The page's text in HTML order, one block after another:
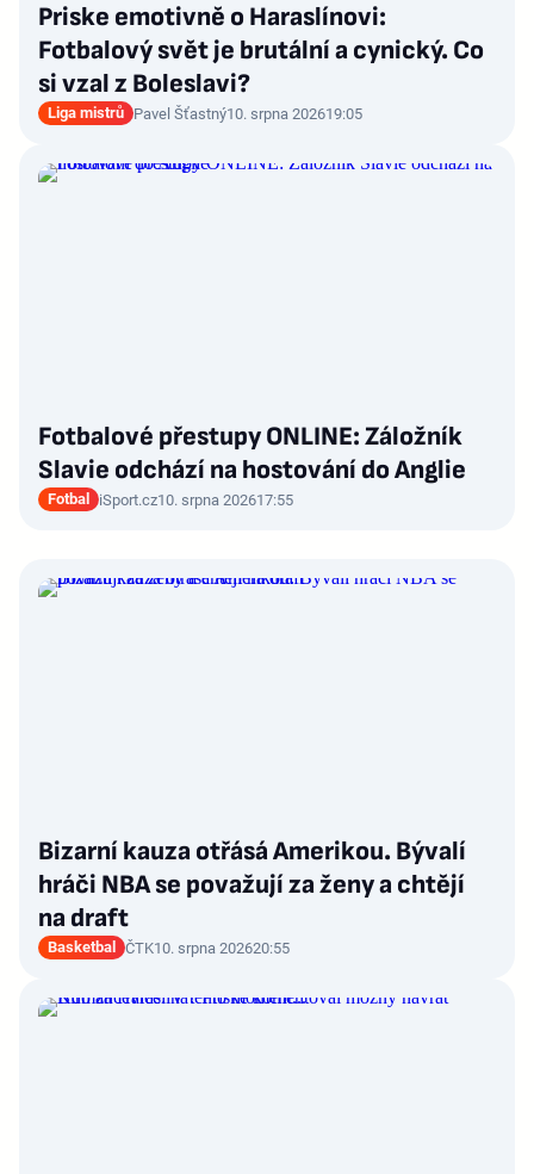
Priske emotivně o Haraslínovi:
Fotbalový svět je brutální a cynický. Co
si vzal z Boleslavi?
Liga mistrů Pavel Šťastný10. srpna 202619:05
Fotbalové přestupy ONLINE: Záložník
Slavie odchází na hostování do Anglie
Fotbal iSport.cz10. srpna 202617:55
Bizarní kauza otřásá Amerikou. Bývalí
hráči NBA se považují za ženy a chtějí
na draft
Basketbal ČTK10. srpna 202620:55